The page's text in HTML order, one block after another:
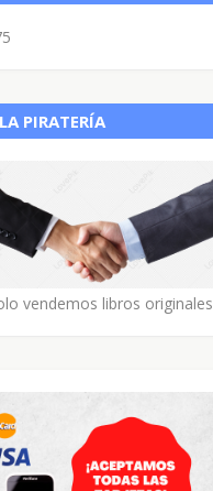
PIRATERÍA
vendemos libros originales